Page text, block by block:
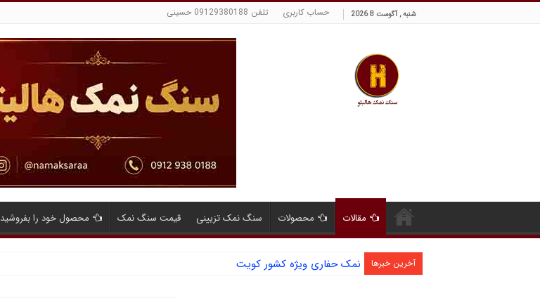
شنبه , آگوست 8 2026 حساب کاربری تلفن 09129380188 حسینی
مقالات محصولات سنگ نمک تزیینی قیمت سنگ نمک محصول خود را بفروشید
آخرین خبرها نمک حفاری ویژه کشور کویت